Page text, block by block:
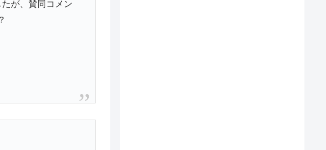
が、賛同コメン